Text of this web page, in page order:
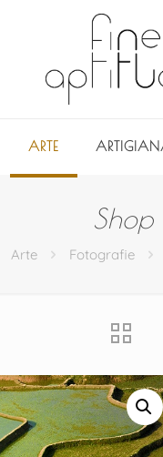
ARTE
Shop
Arte Fotografie